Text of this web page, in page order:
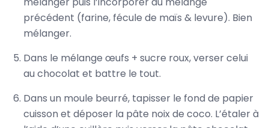
précédent (farine, fécule de maïs & levure). Bien
mélanger.
Dans le mélange œufs + sucre roux, verser celui
au chocolat et battre le tout.
Dans un moule beurré, tapisser le fond de papier
cuisson et déposer la pâte noix de coco. L’étaler à